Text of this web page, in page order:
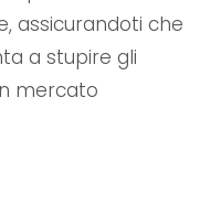
assicurandoti che
a stupire gli
mercato